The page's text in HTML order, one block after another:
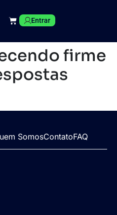
Entrar
firme
SomosContatoFAQ